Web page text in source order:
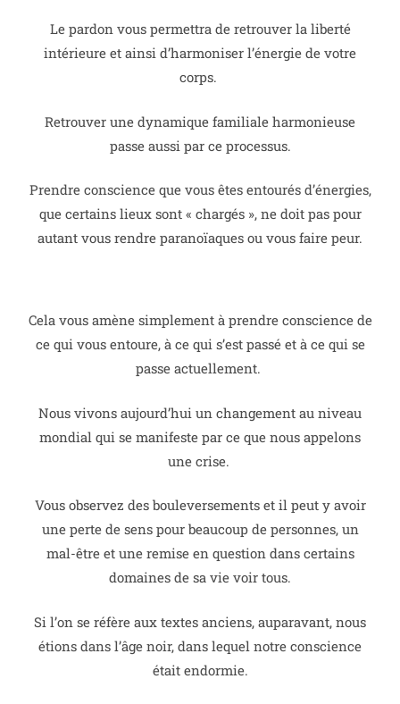
Le pardon vous permettra de retrouver la liberté
intérieure et ainsi d’harmoniser l’énergie de votre
corps.
Retrouver une dynamique familiale harmonieuse
passe aussi par ce processus.
Prendre conscience que vous êtes entourés d’énergies,
que certains lieux sont « chargés », ne doit pas pour
autant vous rendre paranoïaques ou vous faire peur.
Cela vous amène simplement à prendre conscience de
ce qui vous entoure, à ce qui s’est passé et à ce qui se
passe actuellement.
Nous vivons aujourd’hui un changement au niveau
mondial qui se manifeste par ce que nous appelons
une crise.
Vous observez des bouleversements et il peut y avoir
une perte de sens pour beaucoup de personnes, un
mal-être et une remise en question dans certains
domaines de sa vie voir tous.
Si l’on se réfère aux textes anciens, auparavant, nous
étions dans l’âge noir, dans lequel notre conscience
était endormie.